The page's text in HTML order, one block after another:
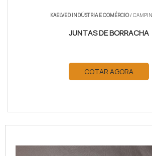
KAELVED INDÚSTRIA E COMÉRCIO/
JUNTAS DE BORRACHA
COTAR AGORA